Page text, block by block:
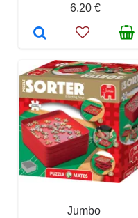
6,20 €
Jumbo